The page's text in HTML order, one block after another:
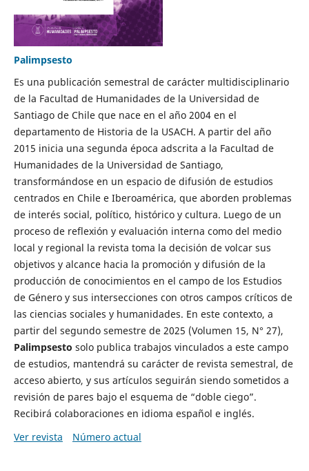
Palimpsesto
Es una publicación semestral de carácter multidisciplinario
de la Facultad de Humanidades de la Universidad de
Santiago de Chile que nace en el año 2004 en el
departamento de Historia de la USACH. A partir del año
2015 inicia una segunda época adscrita a la Facultad de
Humanidades de la Universidad de Santiago,
transformándose en un espacio de difusión de estudios
centrados en Chile e Iberoamérica, que aborden problemas
de interés social, político, histórico y cultura. Luego de un
proceso de reflexión y evaluación interna como del medio
local y regional la revista toma la decisión de volcar sus
objetivos y alcance hacia la promoción y difusión de la
producción de conocimientos en el campo de los Estudios
de Género y sus intersecciones con otros campos críticos de
las ciencias sociales y humanidades. En este contexto, a
partir del segundo semestre de 2025 (Volumen 15, N° 27),
Palimpsesto solo publica trabajos vinculados a este campo
de estudios, mantendrá su carácter de revista semestral, de
acceso abierto, y sus artículos seguirán siendo sometidos a
revisión de pares bajo el esquema de “doble ciego”.
Recibirá colaboraciones en idioma español e inglés.
Ver revista
Número actual